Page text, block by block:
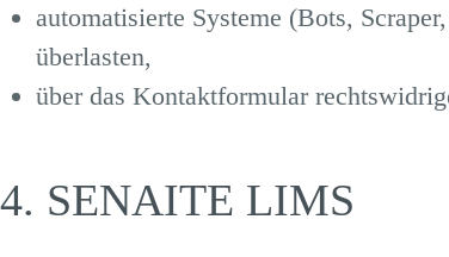
automatisierte Systeme (Bots,
überlasten,
über das Kontaktformular
4. SENAITE LIMS